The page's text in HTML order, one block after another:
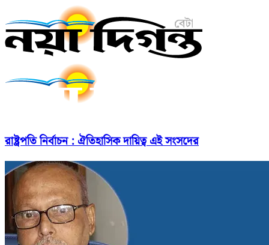
রাষ্ট্রপতি নির্বাচন : ঐতিহাসিক দায়িত্ব এই সংসদের